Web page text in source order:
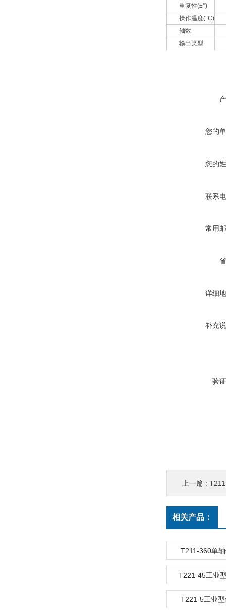
重复性(±°)
操作温度(°C)
轴数
输出类型
您的
您的
联系
常用
详细
补充
验
上一篇 :
相关产品：
T211-360单
T221-45工业
T221-5工业